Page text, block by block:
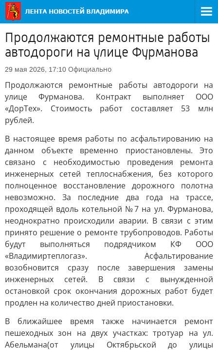
Продолжаются ремонтные работы
автодороги на улице Фурманова
29 мая 2026, 17:10 Официально
Продолжаются ремонтные работы автодороги на
улице Фурманова. Контракт выполняет ООО
«ДорТех». Стоимость работ составляет 53 млн
рублей.
В настоящее время работы по асфальтированию на
данном объекте временно приостановлены. Это
связано с необходимостью проведения ремонта
инженерных сетей теплоснабжения, без которого
полноценное восстановление дорожного полотна
невозможно. За последние два года на трассе,
проходящей вдоль котельной №7 на ул. Фурманова,
неоднократно происходили аварии. В связи с этим
принято решение о ремонте трубопроводов. Работы
будут выполняться подрядчиком КФ ООО
«Владимиртеплогаз». Асфальтирование
возобновится сразу после завершения замены
инженерных сетей. В связи с вынужденной
остановкой срок окончания дорожных работ будет
продлен на количество дней приостановки.
В ближайшее время также начинается ремонт
пешеходных зон на двух участках: тротуар на ул.
Абельмана(от улицы Октябрьской до улицы